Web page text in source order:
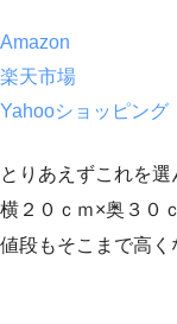
Amazon
楽天市場
Yahooショッピング
とりあえずこれを選
横２０ｃｍ×奥３０
値段もそこまで高く